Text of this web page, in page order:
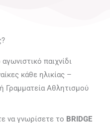
παιχνίδι
κάθε ηλικίας –
Γραμματεία Αθλητισμού
να γνωρίσετε το BRIDGE